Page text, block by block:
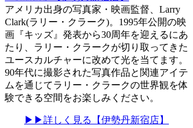
アメリカ出身の写真家・映画監督、Larry
Clark(ラリー・クラーク)。1995年公開の映
画『キッズ』発表から30周年を迎えるにあ
たり、ラリー・クラークが切り取ってきた
ユースカルチャーに改めて光を当てます。
90年代に撮影された写真作品と関連アイテ
ムを通じてラリー・クラークの世界観を体
験できる空間をお楽しみください。
▶▶詳しく見る【伊勢丹新宿店】